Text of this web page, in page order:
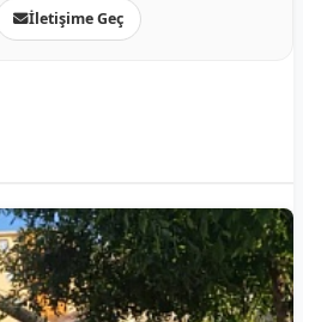
İletişime Geç